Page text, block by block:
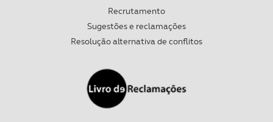
Recrutamento
Sugestões e reclamações
Resolução alternativa de conflitos